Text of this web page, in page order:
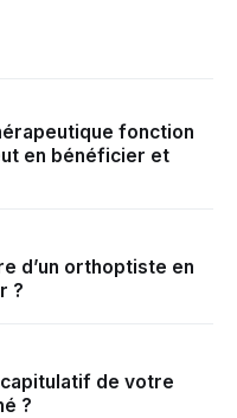
fonction
en bénéficier et
d’un orthoptiste en
?
de votre
?